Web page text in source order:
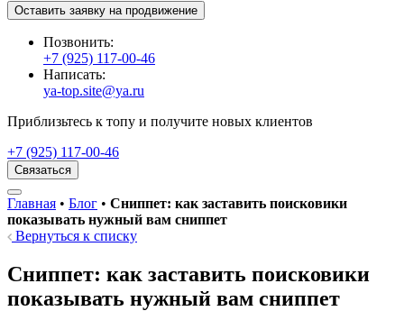
Оставить заявку на продвижение
Позвонить:
+7 (925) 117-00-46
Написать:
ya-top.site@ya.ru
Приблизьтесь к топу и получите новых клиентов
+7 (925) 117-00-46
Связаться
Главная • Блог • Сниппет: как заставить поисковики
показывать нужный вам сниппет
Вернуться к списку
Сниппет: как заставить поисковики
показывать нужный вам сниппет